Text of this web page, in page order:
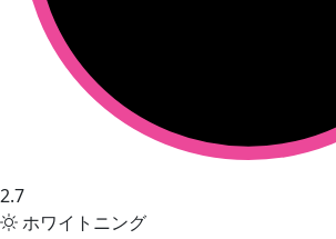
2.7
ホワイトニング